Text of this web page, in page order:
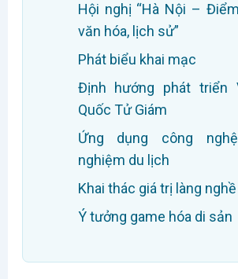
Hội nghị “Hà Nội –
văn hóa, lịch sử”
Phát biểu khai mạc
Định hướng phát triển
Quốc Tử Giám
Ứng dụng công
nghiệm du lịch
Khai thác giá trị làng nghề
Ý tưởng game hóa di sản